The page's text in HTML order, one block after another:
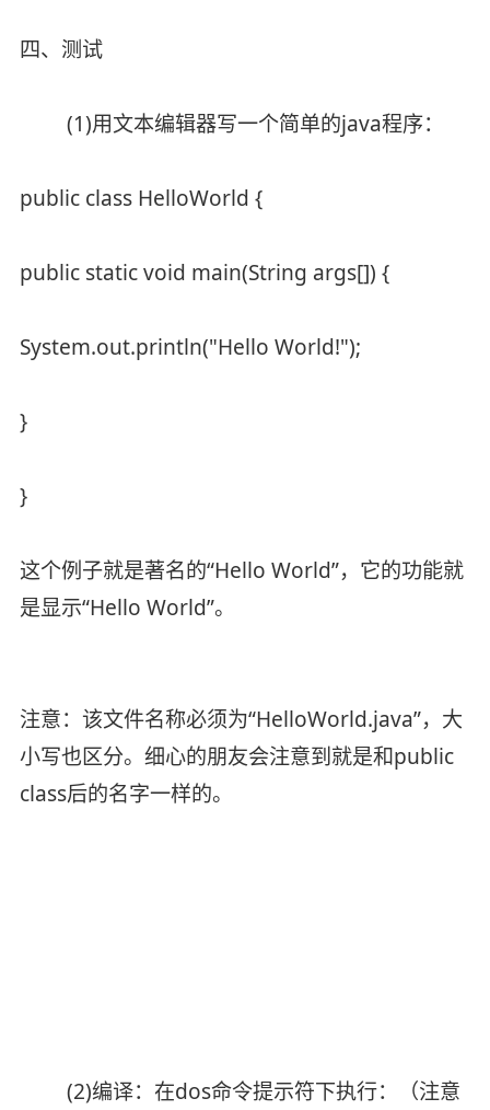
四、测试
(1)用文本编辑器写一个简单的java程序：
public class HelloWorld {
public static void main(String args[]) {
System.out.println("Hello World!");
}
}
这个例子就是著名的“Hello World”，它的功能就
是显示“Hello World”。
注意：该文件名称必须为“HelloWorld.java”，大
小写也区分。细心的朋友会注意到就是和public
class后的名字一样的。
(2)编译：在dos命令提示符下执行：（注意